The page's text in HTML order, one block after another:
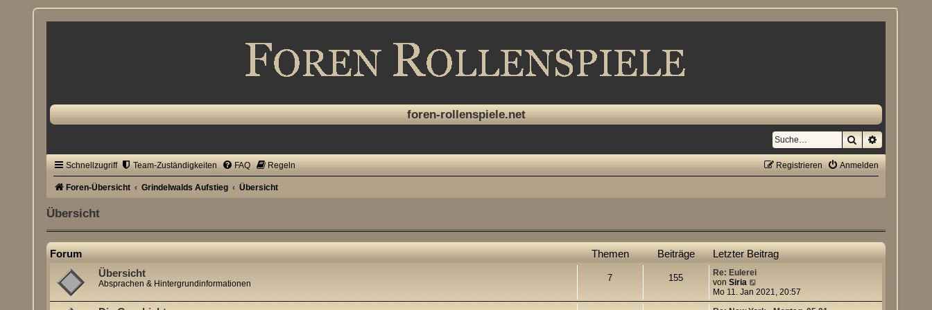
foren-rollenspiele.net
SucheErweiterte
Schnellzugriff Team-Zuständigkeiten FAQ Regeln Anmelden
Registrieren
Foren-Übersicht Grindelwalds Aufstieg Übersicht
Übersicht
Forum Themen Beiträge Letzter Beitrag
Übersicht
Absprachen & Hintergrundinformationen
7 155
Re: Eulerei
von Siria
e
u
Mo 11. Jan 2021, 20:57